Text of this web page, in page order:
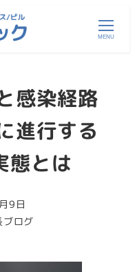
MENU
感染経路
進行する
態とは
9日
ー
ブログ